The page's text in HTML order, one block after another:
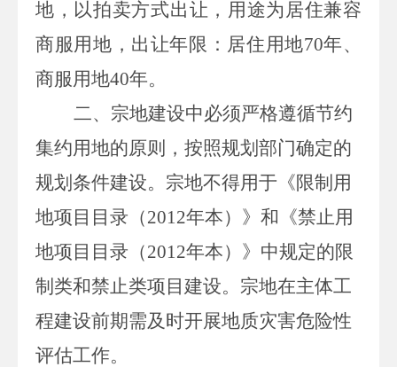
地 ， 以拍卖方式出让 ， 用途为 居住兼容
商服用地 ，出让年限 ：居住用地70年、
商服用地40年。
二、宗地建设中必须严格遵循节约
集约用地的原则，按照规划部门确定的
规划条件建设。宗地不得用于《限制用
地项目目录（2012年本）》和《禁止用
地项目目录（2012年本）》中规定的限
制类和禁止类项目建设。 宗地在主体工
程建设前期需及时开展地质灾害危险性
评估工作。